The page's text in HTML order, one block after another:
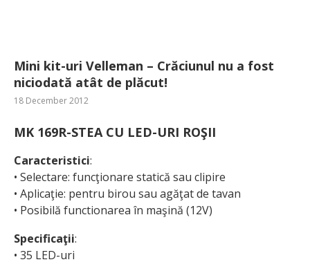
Mini kit-uri Velleman – Crăciunul nu a fost
niciodată atât de plăcut!
18 December 2012
MK 169R-STEA CU LED-URI ROŞII
Caracteristici:
• Selectare: funcţionare statică sau clipire
• Aplicaţie: pentru birou sau agăţat de tavan
• Posibilă functionarea în maşină (12V)
Specificaţii:
• 35 LED-uri